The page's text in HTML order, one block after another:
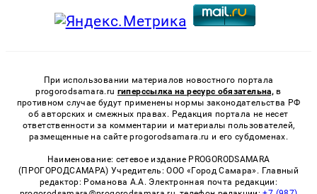
При использовании материалов новостного портала
progorodsamara.ru гиперссылка на ресурс обязательна, в
противном случае будут применены нормы законодательства РФ
об авторских и смежных правах. Редакция портала не несет
ответственности за комментарии и материалы пользователей,
размещенные на сайте progorodsamara.ru и его субдоменах.
Наименование: сетевое издание PROGORODSAMARA
(ПРОГОРОДСАМАРА) Учредитель: ООО «Город Самара». Главный
редактор: Романова А.А. Электронная почта редакции: